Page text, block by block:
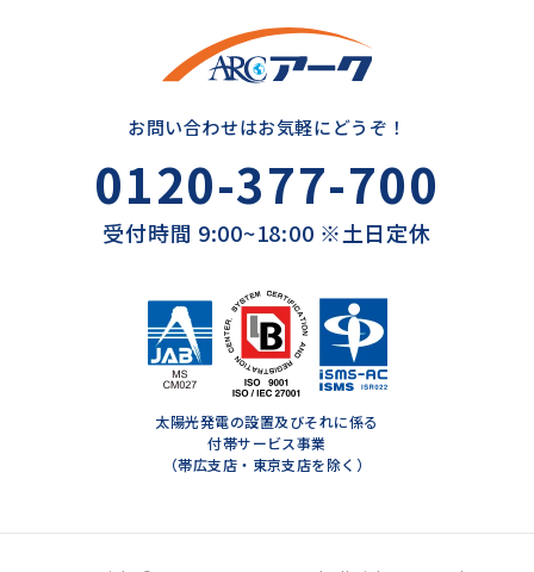
お問い合わせはお気軽にどうぞ！
0120-377-700
受付時間 9:00~18:00 ※土日定休
太陽光発電の設置及びそれに係る
付帯サービス事業
（帯広支店・東京支店を除く）